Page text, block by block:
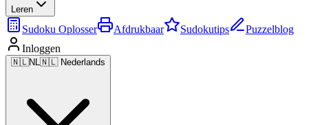
Leren
Sudoku Oplosser Afdrukbaar Sudokutips
Puzzelblog
Inloggen
🇳🇱NL🇳🇱 Nederlands